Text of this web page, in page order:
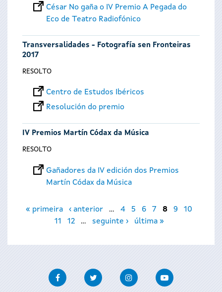
César No gaña o IV Premio A Pegada do
Eco de Teatro Radiofónico
Transversalidades - Fotografía sen Fronteiras
2017
RESOLTO
Centro de Estudos Ibéricos
Resolución do premio
IV Premios Martín Códax da Música
RESOLTO
Gañadores da IV edición dos Premios
Martín Códax da Música
Páxinas
« primeira ‹ anterior … 4 5 6 7 8 9
10
11
12 … seguinte › última »
FacebookTwitter InstagramYoutube